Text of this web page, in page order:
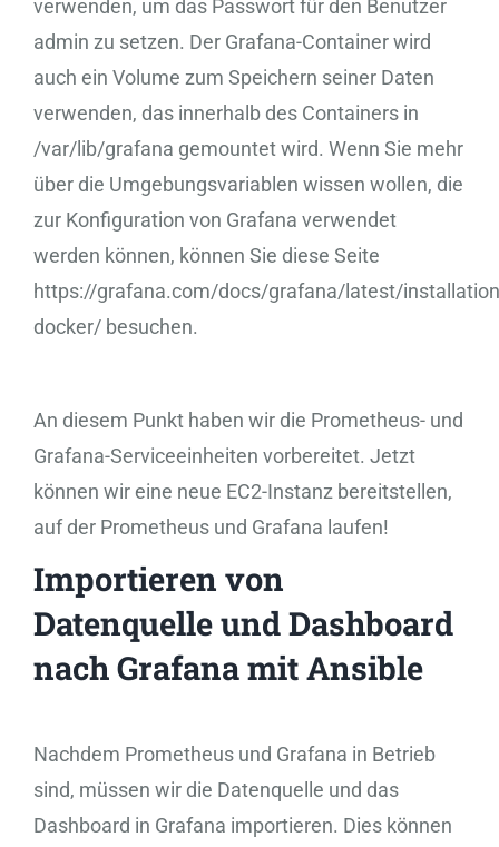
verwenden, um das Passwort für den Benutzer
admin zu setzen. Der Grafana-Container wird
auch ein Volume zum Speichern seiner Daten
verwenden, das innerhalb des Containers in
/var/lib/grafana gemountet wird. Wenn Sie mehr
über die Umgebungsvariablen wissen wollen, die
zur Konfiguration von Grafana verwendet
werden können, können Sie diese Seite
https://grafana.com/docs/grafana/latest/
docker/ besuchen.
An diesem Punkt haben wir die Prometheus- und
Grafana-Serviceeinheiten vorbereitet. Jetzt
können wir eine neue EC2-Instanz bereitstellen,
auf der Prometheus und Grafana laufen!
Importieren von
Datenquelle und Dashboard
nach Grafana mit Ansible
Nachdem Prometheus und Grafana in Betrieb
sind, müssen wir die Datenquelle und das
Dashboard in Grafana importieren. Dies können